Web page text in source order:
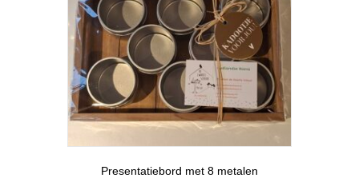
Presentatiebord met 8 metalen